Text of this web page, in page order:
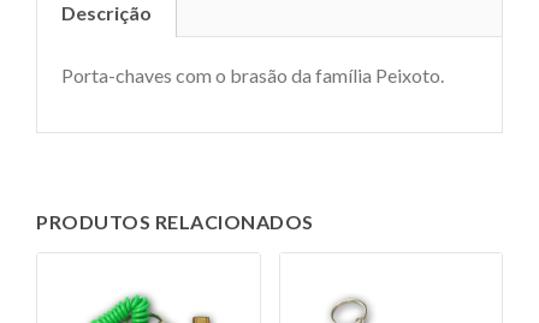
Descrição
Porta-chaves com o brasão da família Peixoto.
PRODUTOS RELACIONADOS